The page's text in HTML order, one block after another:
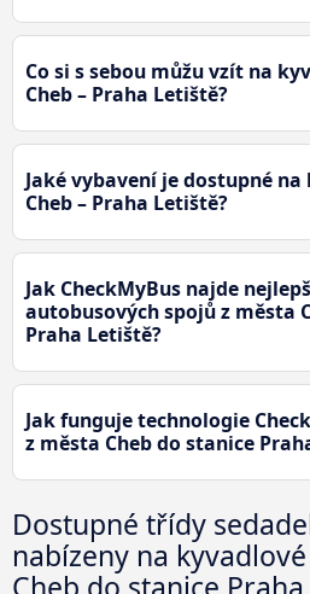
Co si s sebou můžu vzít na
Cheb – Praha Letiště?
Jaké vybavení je dostupné
Cheb – Praha Letiště?
Jak CheckMyBus najde
autobusových spojů z města
Praha Letiště?
Jak funguje technologie
z města Cheb do stanice
Dostupné třídy
nabízeny na